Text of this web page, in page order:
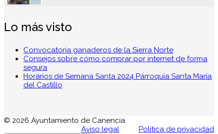
Lo más visto
Convocatoria ganaderos de la Sierra Norte
Consejos sobre cómo comprar por internet de forma
segura
Horarios de Semana Santa 2024 Parroquia Santa María
del Castillo
© 2026 Ayuntamiento de Canencia
Aviso legal
Política de privacidad